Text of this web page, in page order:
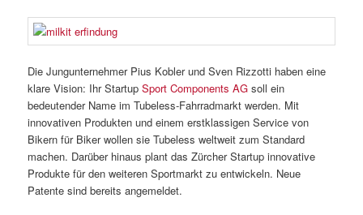
Die Jungunternehmer Pius Kobler und Sven Rizzotti haben eine
klare Vision: Ihr StartupSport Components AG soll ein
bedeutender Name im Tubeless-Fahrradmarkt werden. Mit
innovativen Produkten und einem erstklassigen Service von
Bikern für Biker wollen sie Tubeless weltweit zum Standard
machen. Darüber hinaus plant das Zürcher Startup innovative
Produkte für den weiteren Sportmarkt zu entwickeln. Neue
Patente sind bereits angemeldet.